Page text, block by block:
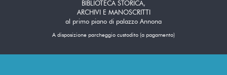
BIBLIOTECA STORICA,
ARCHIVI E MANOSCRITTI
al primo piano di palazzo Annona
A disposizione parcheggio custodito (a pagamento)